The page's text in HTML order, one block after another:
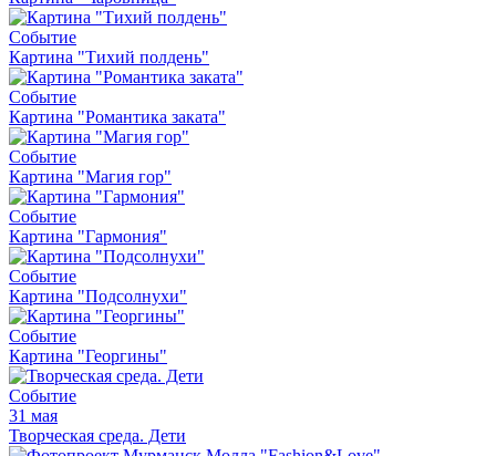
Событие
Картина "Тихий полдень"
Событие
Картина "Романтика заката"
Событие
Картина "Магия гор"
Событие
Картина "Гармония"
Событие
Картина "Подсолнухи"
Событие
Картина "Георгины"
Событие
31 мая
Творческая среда. Дети